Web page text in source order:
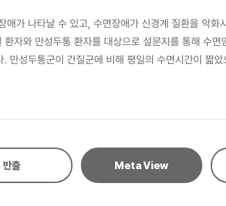
가 나타날 수 있고, 수면장애가 신경계 질환을 악
자와 만성두통 환자를 대상으로 설문지를 통해 수
두통군이 간질군에 비해 평일의 수면시간이 짧
등의 수면 관련 증상이 간질군에 비해 만성두통
반출 Meta View